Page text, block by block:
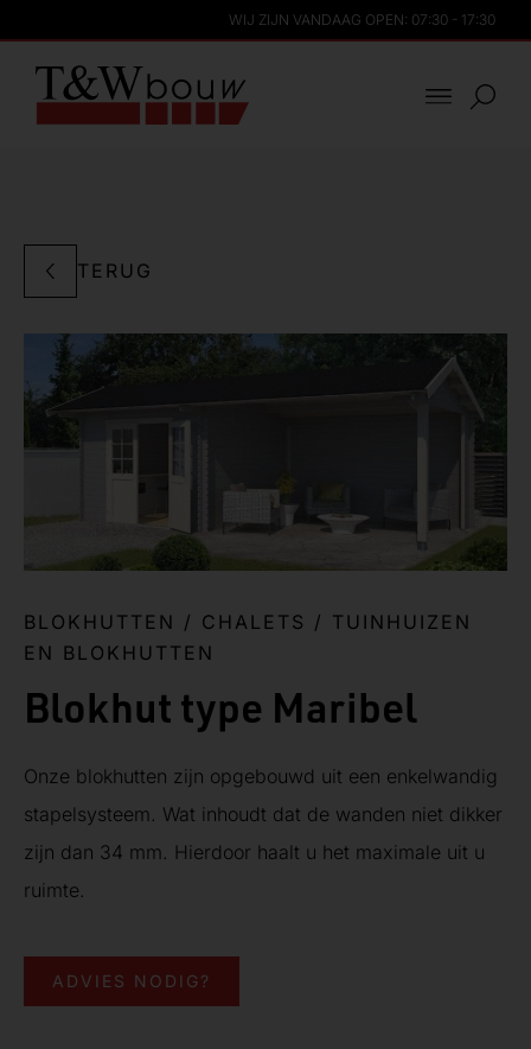
WIJ ZIJN VANDAAG OPEN: 07:30 - 17:30
TERUG
BLOKHUTTEN / CHALETS / TUINHUIZEN
EN BLOKHUTTEN
Blokhut type Maribel
Onze blokhutten zijn opgebouwd uit een enkelwandig
stapelsysteem. Wat inhoudt dat de wanden niet dikker
zijn dan 34 mm. Hierdoor haalt u het maximale uit u
ruimte.
ADVIES NODIG?